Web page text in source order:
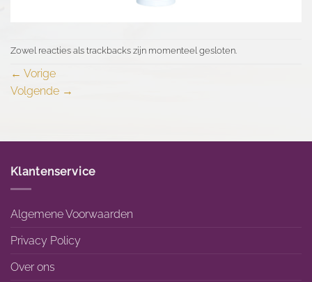
Zowel reacties als trackbacks zijn momenteel gesloten.
← Vorige
Volgende →
Klantenservice
Algemene Voorwaarden
Privacy Policy
Over ons